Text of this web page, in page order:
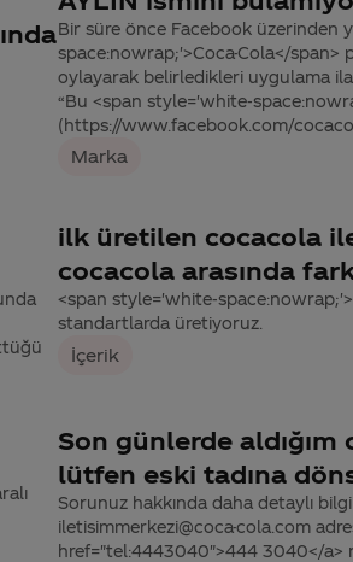
Bir süre önce Facebook üzerinden
space:nowrap;'>Coca-Cola</
oylayarak belirledikleri uygulama
“Bu <span style='white-
(https://www.facebook.com/
Marka
ilk üretilen cocacola
cocacola arasında
<span style='white-
standartlarda üretiyoruz.
İçerik
Son günlerde
lütfen eski tadına
Sorunuz hakkında daha detaylı
iletisimmerkezi@coca-cola.com
href="tel:4443040">444 3040</a>